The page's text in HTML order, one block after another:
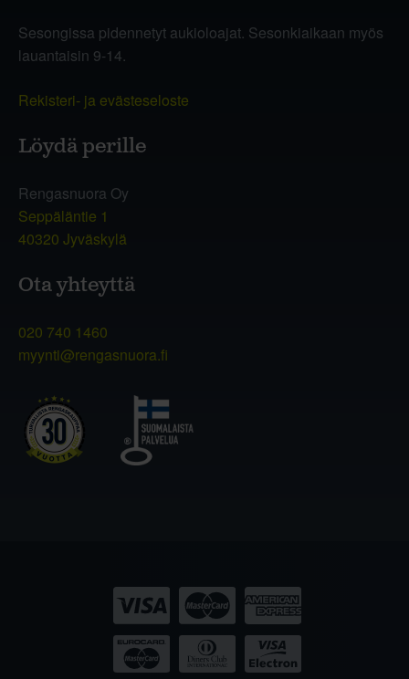
Sesongissa pidennetyt aukioloajat. Sesonkiaikaan myös
lauantaisin 9-14.
Rekisteri- ja evästeseloste
Löydä perille
Rengasnuora Oy
Seppäläntie 1
40320 Jyväskylä
Ota yhteyttä
020 740 1460
myynti@rengasnuora.fi